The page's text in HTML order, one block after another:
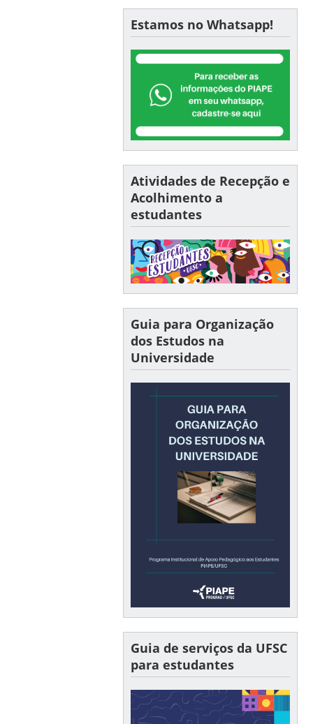
Estamos no Whatsapp!
Atividades de Recepção e
Acolhimento a
estudantes
Guia para Organização
dos Estudos na
Universidade
Guia de serviços da UFSC
para estudantes